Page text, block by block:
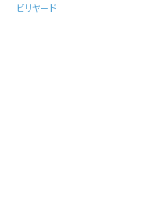
ビリヤード